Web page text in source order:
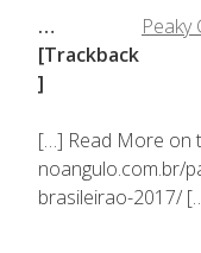
Peaky
…
[Trackback
]
[…] Read More on
noangulo.com.br/
brasileirao-2017/